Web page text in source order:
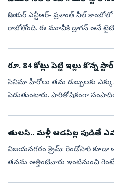
జూనియర్ ఎన్టీఆర్- ప్రశాంత్ నీల్
రాబోతోంది. ఈ మూవీకి డ్రాగన్ అనే
రూ. 84 కోట్లు పెట్టి ఇల్లు కొన్న
సినిమా హీరోలు తమ డబ్బులకు
పెడుతుంటారు. పారితోషికంగా
తులసి.. మళ్లీ ఆడపిల్ల పుడితే
విజయనగరం క్రైమ్‌: రెండోసారి కూడా
తనను అత్తింటివారు ఇంటినుంచి